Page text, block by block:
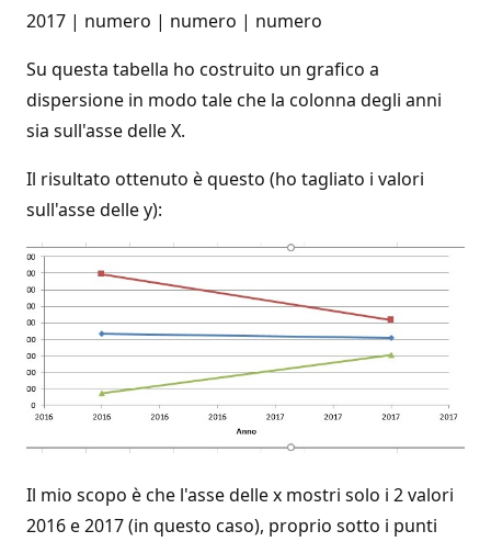
2017 | numero | numero | numero
Su questa tabella ho costruito un grafico a
dispersione in modo tale che la colonna degli anni
sia sull'asse delle X.
Il risultato ottenuto è questo (ho tagliato i valori
sull'asse delle y):
Il mio scopo è che l'asse delle x mostri solo i 2 valori
2016 e 2017 (in questo caso), proprio sotto i punti